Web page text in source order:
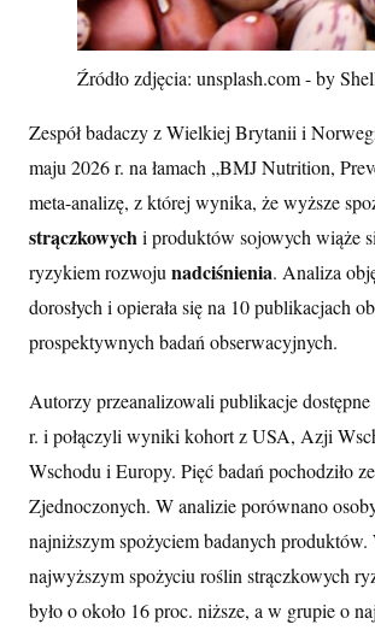
Źródło zdjęcia: unsplash.com - by
Zespół badaczy z Wielkiej Brytanii i
maju 2026 r. na łamach „BMJ Nutrition,
meta-analizę, z której wynika, że wyższe
strączkowychi produktów sojowych wiąże
ryzykiem rozwoju nadciśnienia. Analiza
dorosłych i opierała się na 10 publikacjach
prospektywnych badań obserwacyjnych.
Autorzy przeanalizowali publikacje
r. i połączyli wyniki kohort z USA, Azji
Wschodu i Europy. Pięć badań pochodziło
Zjednoczonych. W analizie porównano
najniższym spożyciem badanych
najwyższym spożyciu roślin strączkowych
było o około 16 proc. niższe, a w grupie o